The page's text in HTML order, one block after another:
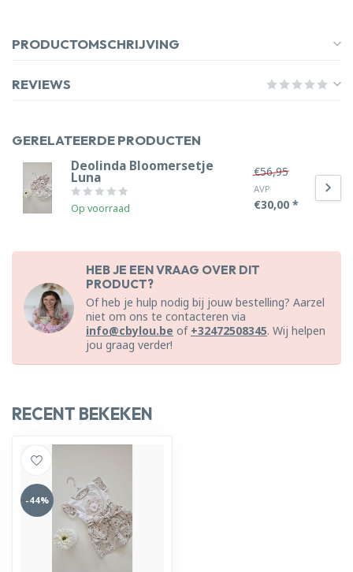
PRODUCTOMSCHRIJVING
REVIEWS
GERELATEERDE PRODUCTEN
Deolinda Bloomersetje
Luna
Op voorraad
€56,95
AVP
€30,00 *
HEB JE EEN VRAAG OVER DIT
PRODUCT?
Of heb je hulp nodig bij jouw bestelling? Aarzel
niet om ons te contacteren via
info@cbylou.be of +32472508345. Wij helpen
jou graag verder!
RECENT BEKEKEN
-44%